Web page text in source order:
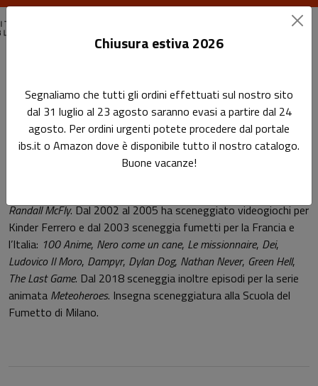
Alex Crippa
Pagina di Alex Crippa
Randall McFly. Dal 2002 al 2005 ha sceneggiato videogiochi per
Kinder Ferrero e dal 2003 sceneggia fumetti per la Francia e
l’Italia: 100 Anime, Nero come un cane, Le missionnaire, Dei,
Ludovico Il Moro, Dampyr, Dylan Dog, Nathan Never, Green Hell,
The Last Game. Dal 2018 sceneggia inoltre episodi per la serie
animata Meteoheroes. Insegna sceneggiatura alla Scuola del
Fumetto di Milano.
Chiusura estiva 2026
Segnaliamo che tutti gli ordini effettuati sul nostro sito
dal 31 luglio al 23 agosto saranno evasi a partire dal 24
agosto. Per ordini urgenti potete procedere dal portale
ibs.it o Amazon dove è disponibile tutto il nostro catalogo.
Buone vacanze!